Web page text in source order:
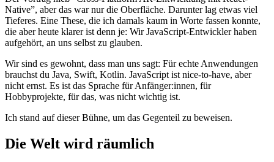
Native”, aber das war nur die Oberfläche. Darunter lag etwas viel
Tieferes. Eine These, die ich damals kaum in Worte fassen konnte,
die aber heute klarer ist denn je: Wir JavaScript-Entwickler haben
aufgehört, an uns selbst zu glauben.
Wir sind es gewohnt, dass man uns sagt: Für echte Anwendungen
brauchst du Java, Swift, Kotlin. JavaScript ist nice-to-have, aber
nicht ernst. Es ist das Sprache für Anfänger:innen, für
Hobbyprojekte, für das, was nicht wichtig ist.
Ich stand auf dieser Bühne, um das Gegenteil zu beweisen.
Die Welt wird räumlich